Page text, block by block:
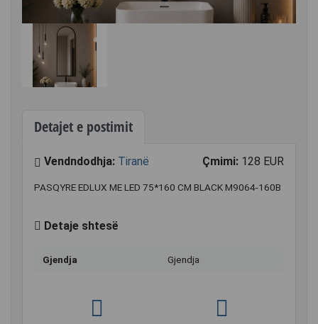
Detajet e postimit
Vendndodhja: Tiranë Çmimi: 128 EUR
PASQYRE EDLUX ME LED 75*160 CM BLACK M9064-160B
Detaje shtesë
Gjendja Gjendja